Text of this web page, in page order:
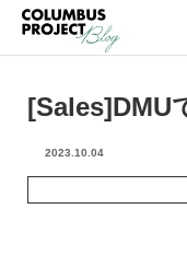
[Sales]DMU
2023.10.04